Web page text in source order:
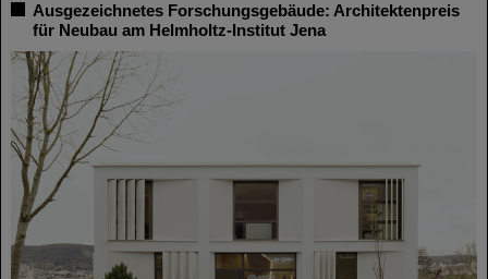
Ausgezeichnetes Forschungsgebäude: Architektenpreis
für Neubau am Helmholtz-Institut Jena